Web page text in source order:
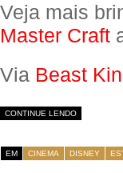
Veja mais
Master Craft
Via Beast
CONTINUE LENDO
EM CINEMA DISNEY